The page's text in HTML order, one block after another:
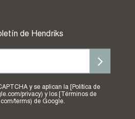
de Hendriks
y se aplican la [Política de
privacy) y los [Términos de
terms) de Google.